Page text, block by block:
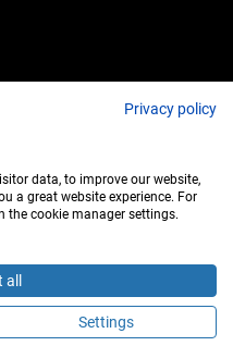
Privacy policy
data, to improve our website,
a great website experience. For
the cookie manager settings.
Settings